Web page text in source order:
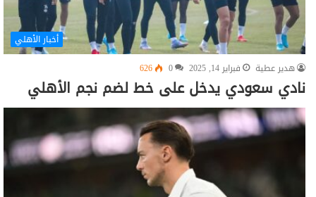
أخبار الأهلي
هدير عطية
فبراير 14, 2025 0
626
نادي سعودي يدخل على خط لضم نجم الأهلي